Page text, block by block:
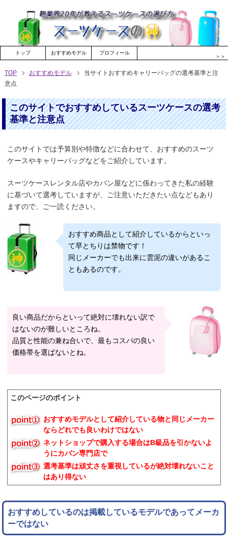
トップ おすすめモデル プロフィール
＞＞
TOP おすすめモデル
当サイトおすすめキャリーバッグの選考基準と注
意点
このサイトでおすすめしているスーツケースの選考
基準と注意点
このサイトでは予算別や特徴などに合わせて、おすすめのスーツ
ケースやキャリーバッグなどをご紹介しています。
スーツケースレンタル店やカバン屋などに係わってきた私の経験
に基づいて選考していますが、ご注意いただきたい点などもあり
ますので、ご一読ください。
おすすめ商品として紹介しているからといっ
て早とちりは禁物です！
同じメーカーでも出来に雲泥の違いがあるこ
ともあるのです。
良い商品だからといって絶対に壊れない訳で
はないのが難しいところね。
品質と性能の兼ね合いで、最もコスパの良い
価格帯を選ばないとね。
このページのポイント
おすすめモデルとして紹介している物と同じメーカー
ならどれでも良いわけではない
ネットショップで購入する場合はB級品を引かないよ
うにカバン専門店で
選考基準は頑丈さを重視しているが絶対壊れないこと
はあり得ない
おすすめしているのは掲載しているモデルであってメーカ
ーではない